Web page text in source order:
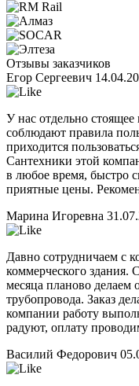
Отзывы заказчиков
Егор Сергеевич
У нас отдельно стоящее
соблюдают правила
приходится
Сантехники этой
в любое время, быстро
приятные цены.
Марина Игоревна
Давно сотрудничаем с
коммерческого здания.
месяца планово делаем
трубопровода. Заказ
компании работу
радуют, оплату
Василий Федорович